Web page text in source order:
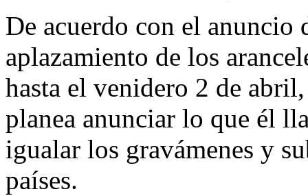
De acuerdo con el anuncio
aplazamiento de los
hasta el venidero 2 de
planea anunciar lo que él
igualar los gravámenes y
países.